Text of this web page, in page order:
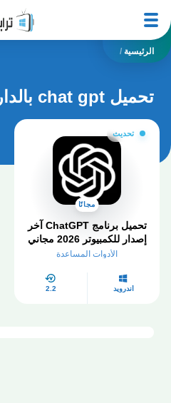
الرئيسية /
تحميل chat gpt بالدارجة
تحديث
مجانًا
تحميل برنامج ChatGPT آخر
إصدار للكمبيوتر 2026 مجاني
بالكامل
الأدوات المساعدة
أندرويد 2.2